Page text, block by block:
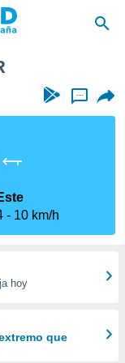
...
10 km/h
hoy
que